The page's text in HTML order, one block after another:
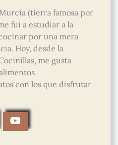
(tierra famosa por
fui a estudiar a la
por una mera
Hoy, desde la
me gusta
con los que disfrutar